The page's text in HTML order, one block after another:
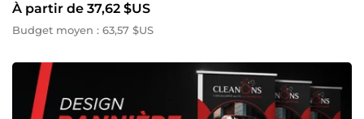
À partir de 37,62 $US
Budget moyen : 63,57 $US